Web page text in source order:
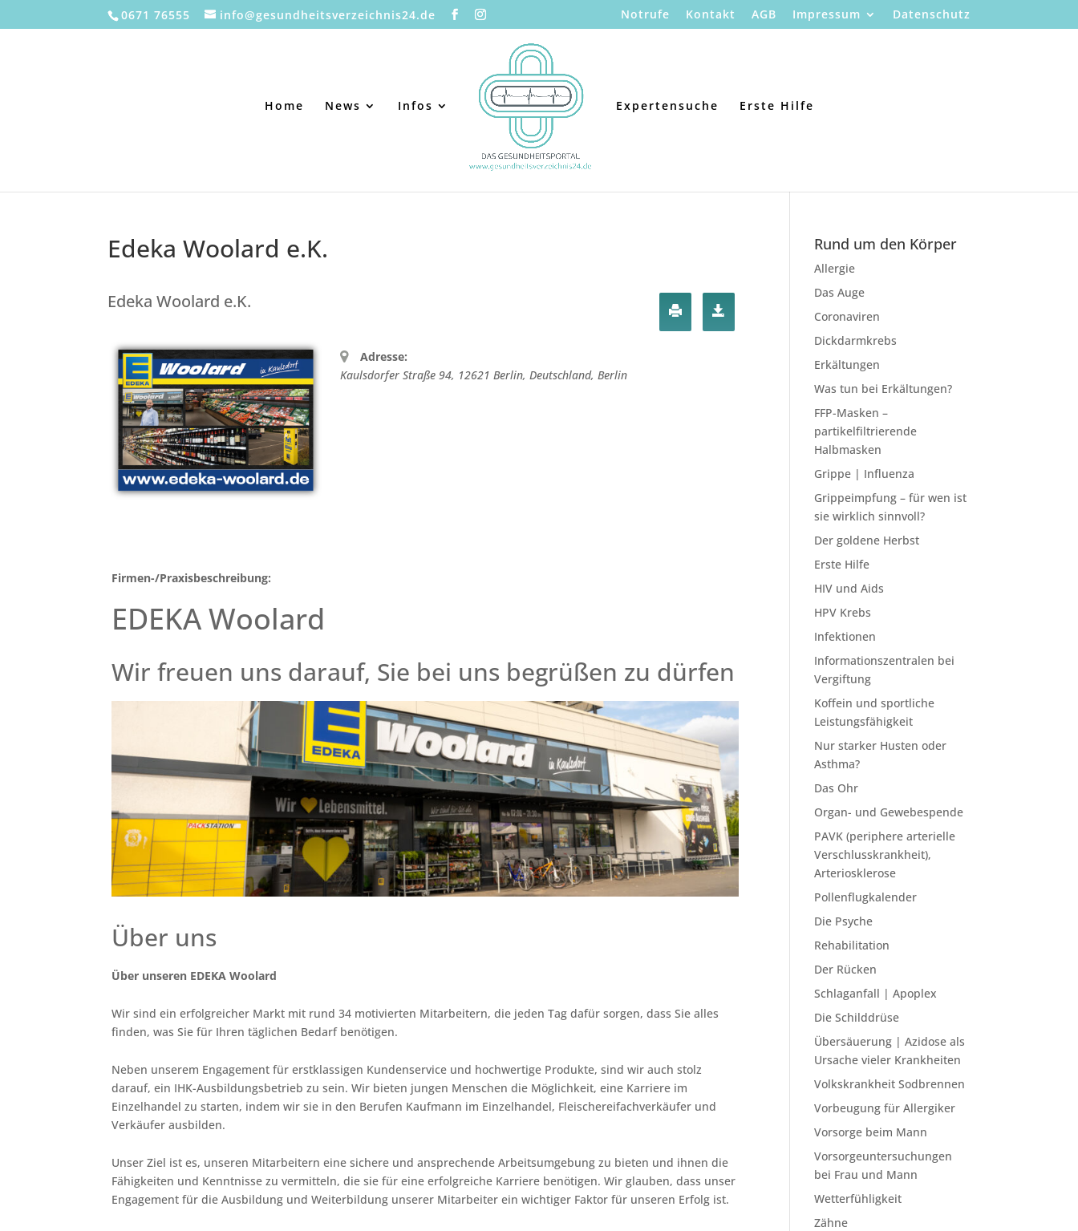
0671 76555 info@gesundheitsverzeichnis24.de Notrufe Kontakt AGB Impressum Datenschutz
Home News Infos Expertensuche Erste Hilfe
Edeka Woolard e.K.
Edeka Woolard e.K.
Adresse:
Kaulsdorfer Straße 94, 12621 Berlin, Deutschland,Berlin
Firmen-/Praxisbeschreibung:
EDEKA Woolard
Wir freuen uns darauf, Sie bei uns begrüßen zu dürfen
Über uns
Über unseren EDEKA Woolard
Wir sind ein erfolgreicher Markt mit rund 34 motivierten Mitarbeitern, die jeden Tag dafür sorgen, dass Sie alles
finden, was Sie für Ihren täglichen Bedarf benötigen.
Neben unserem Engagement für erstklassigen Kundenservice und hochwertige Produkte, sind wir auch stolz
darauf, ein IHK-Ausbildungsbetrieb zu sein. Wir bieten jungen Menschen die Möglichkeit, eine Karriere im
Einzelhandel zu starten, indem wir sie in den Berufen Kaufmann im Einzelhandel, Fleischereifachverkäufer und
Verkäufer ausbilden.
Unser Ziel ist es, unseren Mitarbeitern eine sichere und ansprechende Arbeitsumgebung zu bieten und ihnen die
Fähigkeiten und Kenntnisse zu vermitteln, die sie für eine erfolgreiche Karriere benötigen. Wir glauben, dass unser
Engagement für die Ausbildung und Weiterbildung unserer Mitarbeiter ein wichtiger Faktor für unseren Erfolg ist.
Rund um den Körper
Allergie
Das Auge
Coronaviren
Dickdarmkrebs
Erkältungen
Was tun bei Erkältungen?
FFP-Masken –
partikelfiltrierende
Halbmasken
Grippe | Influenza
Grippeimpfung – für wen ist
sie wirklich sinnvoll?
Der goldene Herbst
Erste Hilfe
HIV und Aids
HPV Krebs
Infektionen
Informationszentralen bei
Vergiftung
Koffein und sportliche
Leistungsfähigkeit
Nur starker Husten oder
Asthma?
Das Ohr
Organ- und Gewebespende
PAVK (periphere arterielle
Verschlusskrankheit),
Arteriosklerose
Pollenflugkalender
Die Psyche
Rehabilitation
Der Rücken
Schlaganfall | Apoplex
Die Schilddrüse
Übersäuerung | Azidose als
Ursache vieler Krankheiten
Volkskrankheit Sodbrennen
Vorbeugung für Allergiker
Vorsorge beim Mann
Vorsorgeuntersuchungen
bei Frau und Mann
Wetterfühligkeit
Zähne